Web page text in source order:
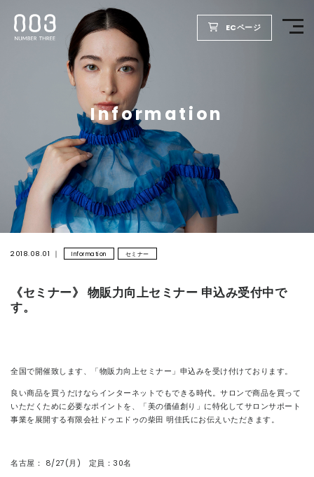
ECページ
Information
2018.08.01 Information セミナー
《セミナー》 物販力向上セミナー 申込み受付中で
す。
全国で開催致します、「物販力向上セミナー」申込みを受け付けております。
良い商品を買うだけならインターネットでもできる時代。サロンで商品を買って
いただくために必要なポイントを、「美の価値創り」に特化してサロンサポート
事業を展開する有限会社ドゥエドゥの柴田 明佳氏にお伝えいただきます。
名古屋： 8/27(月) 定員：30名
TOP
PRODUCTS
WELLBEING REPORT
FOR SALON
COMPANY
RECRUIT